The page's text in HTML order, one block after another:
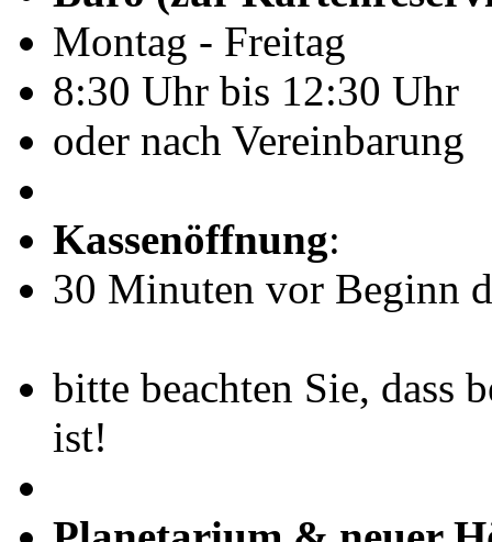
Montag - Freitag
8:30 Uhr bis 12:30 Uhr
oder nach Vereinbarung
Kassenöffnung:
30 Minuten vor Beginn
bitte beachten Sie, dass
ist!